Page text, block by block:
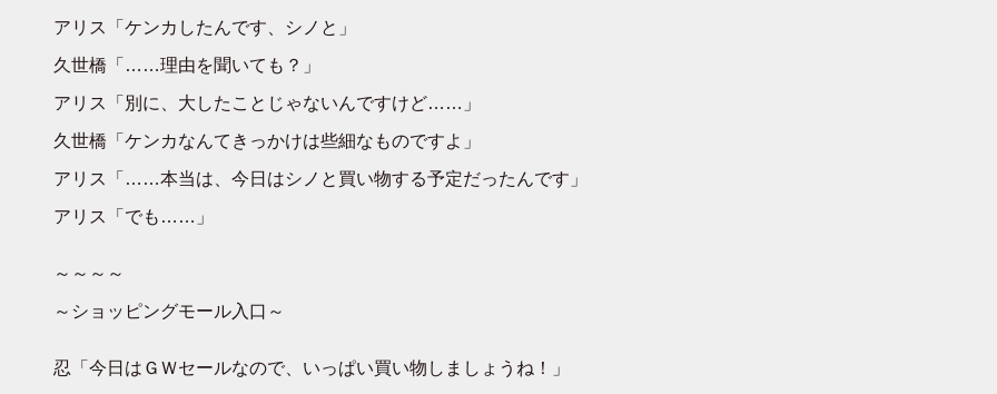
アリス「ケンカしたんです、シノと」
久世橋「……理由を聞いても？」
アリス「別に、大したことじゃないんですけど……」
久世橋「ケンカなんてきっかけは些細なものですよ」
アリス「……本当は、今日はシノと買い物する予定だったんです」
アリス「でも……」
～～～～
～ショッピングモール入口～
忍「今日はＧＷセールなので、いっぱい買い物しましょうね！」